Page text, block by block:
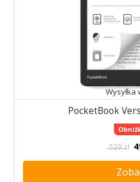
Wysyłka
PocketBook
529 zł